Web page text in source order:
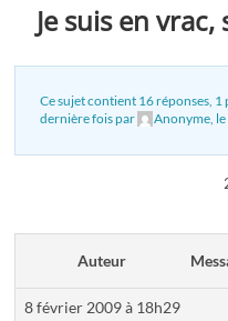
Je suis en
Ce sujet contient 16 réponses,
dernière fois par
Anonyme , le
Auteur
8 février 2009 à 18h29